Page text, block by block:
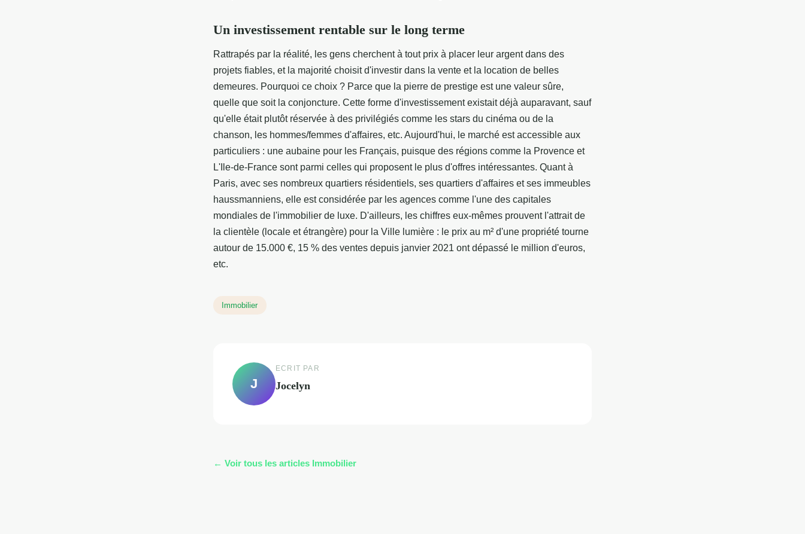
Un investissement rentable sur le long terme
Rattrapés par la réalité, les gens cherchent à tout prix à placer leur argent dans des
projets fiables, et la majorité choisit d'investir dans la vente et la location de belles
demeures. Pourquoi ce choix ? Parce que la pierre de prestige est une valeur sûre,
quelle que soit la conjoncture. Cette forme d'investissement existait déjà auparavant, sauf
qu'elle était plutôt réservée à des privilégiés comme les stars du cinéma ou de la
chanson, les hommes/femmes d'affaires, etc. Aujourd'hui, le marché est accessible aux
particuliers : une aubaine pour les Français, puisque des régions comme la Provence et
L'Ile-de-France sont parmi celles qui proposent le plus d'offres intéressantes. Quant à
Paris, avec ses nombreux quartiers résidentiels, ses quartiers d'affaires et ses immeubles
haussmanniens, elle est considérée par les agences comme l'une des capitales
mondiales de l'immobilier de luxe. D'ailleurs, les chiffres eux-mêmes prouvent l'attrait de
la clientèle (locale et étrangère) pour la Ville lumière : le prix au m² d'une propriété tourne
autour de 15.000 €, 15 % des ventes depuis janvier 2021 ont dépassé le million d'euros,
etc.
Immobilier
J
ECRIT PAR
Jocelyn
← Voir tous les articles Immobilier